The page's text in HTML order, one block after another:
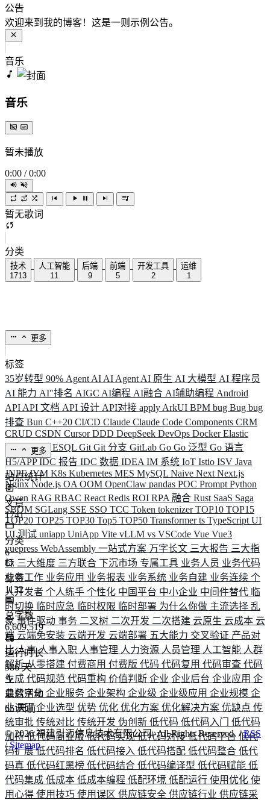
公告
欢迎来到我的博客！这是一则示例公告。
音乐
音乐
暂未播放
0:00 / 0:00
暂无歌词
分类
技术
1713
人工智能
11
后端
9
前端
5
开发工具
2
运维
1
更多
标签
35岁转型 90% Agent AI AI Agent AI 原生 AI 大模型 AI 程序员
AI 能力 AI"排名 AIGC AI编程 AI融合 AI辅助编程 Android
API API 文档 API 设计 API对接 apply ArkUI BPM bug Bug bug
排查 Bun C++20 CI/CD Claude Claude Code Components CRM
CRUD CSDN CursorDDD DeepSeek DevOps DockerElastic
ELK ElysiaESQL Git Git 分支 GitLab Go Go 泛型 Go 语言
H5/APPIDC 报告 IDC 数据 IDEA IM 系统 IoT Istio ISV Java
JNPFJVM K8s Kubernetes MES MySQL Naive Next Next.js
NginxNode.js OA OOM OpenClaw pandas POC Prompt Python
Qwen RAG RBAC React Redis ROI RPA 融合 Rust SaaS Saga
SBOM SGLang SSE SSO TCC Token tokenizerTOP10 TOP15
TOP20 TOP25 TOP30 Top5 TOP50 Transformerts TypeScript UI
UI 测试 uniapp UniApp Vite vLLM vs VSCode Vue Vue3
vuepress WebAssembly 一站式方案 万字长文 三大报告 三大指
标 三大维度 三方联合 下沉市场 专属工具 业务人员 业务代码
业务工作 业务应用 业务报表 业务系统 业务自建 业务连续 个
人开发者 个人练手 个性化 中国平台 中小企业 中间件替代 临
时切换 临时应急 临时权限 临时部署 为什么你做 主流选择 乱
象 事件驱动 事务 二叉树 二次开发 二次搭建 云原生 云成本 云
端 云端免安装 云端开发 云端部署 五大能力 交叉验证 产品对
比人事人事入职 人事管理 人力资源 人员管理 人工智能 人群
解析从零搭建 付费商用 付费版 代码 代码复用 代码审查 代码
生成 代码规范 代码重构 价值判断 企业 企业后台 企业应用 企
业数字化 企业服务 企业架构 企业级 企业级应用 企业规模 企
业调研企业选型 优势 优化 优化方案 优化解决方案 优缺点 传
统审批 传统对比 传统开发 伪创新 低代码 低代码入门 低代码
加持低代码商业版低代码实现低代码对接低代码平台 低代
码扩展低代码排名 低代码接入 低代码搭配 低代码整合 低代
码真 低代码红黑榜 低代码结合 低代码编译型 低代码赋能 低
代码集成 低成本 低成本编程 低配环境 低配运行 使用优化 使
用心得 使用技巧 使用误区 供应链安全 供应链行业 供应链采
更多
站点统计
文章
1741
分类
6
标签
1132
总字数
6,609,519
运行时长
586 天
最后活动
65 天前
©2026福建引迈信息技术有限公司. All Rights Reserved. /RSS
/Sitemap